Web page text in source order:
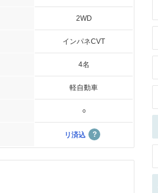
2WD
インパネCVT
4名
軽自動車
○
リ済込